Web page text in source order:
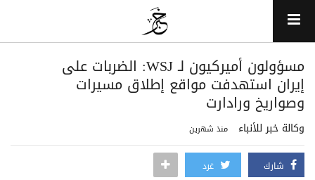
مسؤولون أميركيون لـ WSJ: الضربات على
إيران استهدفت مواقع إطلاق مسيرات
وصواريخ ورادارت
وكالة خبر للأنباء منذ شهرين
شارك غرد